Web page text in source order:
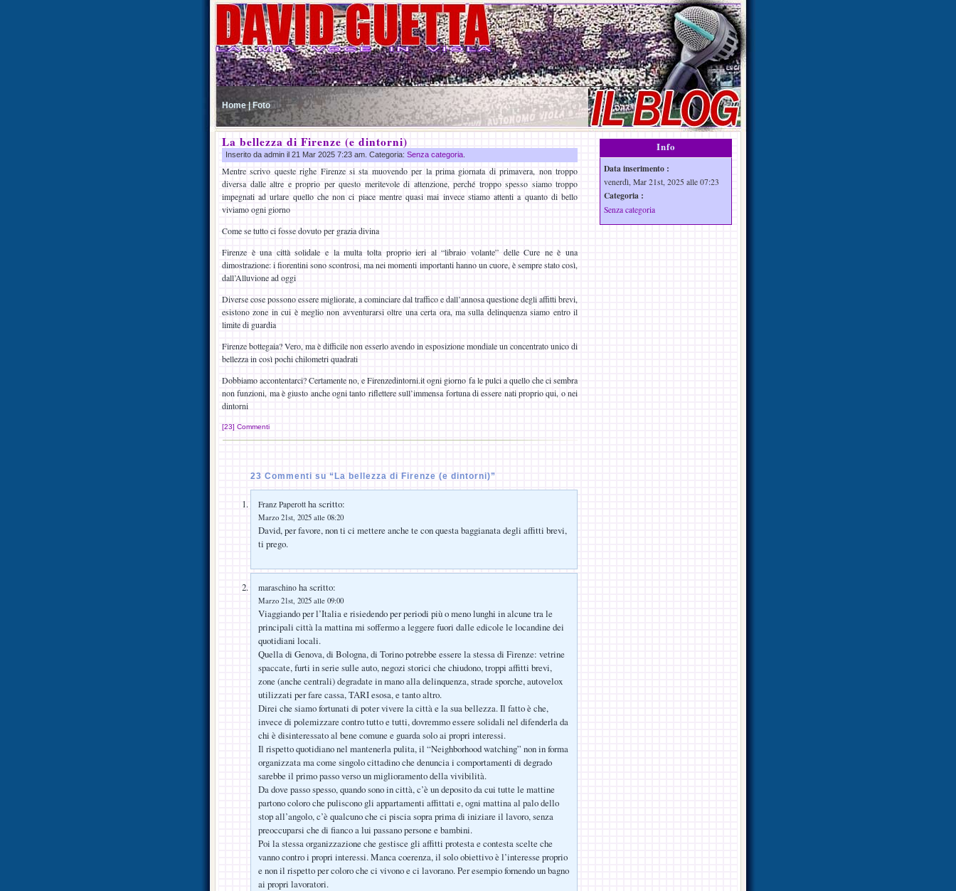
Home | Foto
La bellezza di Firenze (e dintorni)
Inserito da admin il 21 Mar 2025 7:23 am. Categoria: Senza categoria
Mentre scrivo queste righe Firenze si sta muovendo per la prima giornata di primavera, non troppo
diversa dalle altre e proprio per questo meritevole di attenzione, perché troppo spesso siamo troppo
impegnati ad urlare quello che non ci piace mentre quasi mai invece stiamo attenti a quanto di bello
viviamo ogni giorno
Come se tutto ci fosse dovuto per grazia divina
Firenze è una città solidale e la multa tolta proprio ieri al “libraio volante” delle Cure ne è una
dimostrazione: i fiorentini sono scontrosi, ma nei momenti importanti hanno un cuore, è sempre stato così,
dall’Alluvione ad oggi
Diverse cose possono essere migliorate, a cominciare dal traffico e dall’annosa questione degli affitti brevi,
esistono zone in cui è meglio non avventurarsi oltre una certa ora, ma sulla delinquenza siamo entro il
limite di guardia
Firenze bottegaia? Vero, ma è difficile non esserlo avendo in esposizione mondiale un concentrato unico di
bellezza in così pochi chilometri quadrati
Dobbiamo accontentarci? Certamente no, e Firenzedintorni.it ogni giorno fa le pulci a quello che ci sembra
non funzioni, ma è giusto anche ogni tanto riflettere sull’immensa fortuna di essere nati proprio qui, o nei
dintorni
[23] Commenti
23 Commenti su “La bellezza di Firenze (e dintorni)”
Franz Paperott ha scritto:
Marzo 21st, 2025 alle 08:20
David, per favore, non ti ci mettere anche te con questa baggianata degli affitti brevi,
ti prego.
maraschino ha scritto:
Marzo 21st, 2025 alle 09:00
Viaggiando per l’Italia e risiedendo per periodi più o meno lunghi in alcune tra le
principali città la mattina mi soffermo a leggere fuori dalle edicole le locandine dei
quotidiani locali.
Quella di Genova, di Bologna, di Torino potrebbe essere la stessa di Firenze: vetrine
spaccate, furti in serie sulle auto, negozi storici che chiudono, troppi affitti brevi,
zone (anche centrali) degradate in mano alla delinquenza, strade sporche, autovelox
utilizzati per fare cassa, TARI esosa, e tanto altro.
Direi che siamo fortunati di poter vivere la città e la sua bellezza. Il fatto è che,
invece di polemizzare contro tutto e tutti, dovremmo essere solidali nel difenderla da
chi è disinteressato al bene comune e guarda solo ai propri interessi.
Il rispetto quotidiano nel mantenerla pulita, il “Neighborhood watching” non in forma
organizzata ma come singolo cittadino che denuncia i comportamenti di degrado
sarebbe il primo passo verso un miglioramento della vivibilità.
Da dove passo spesso, quando sono in città, c’è un deposito da cui tutte le mattine
partono coloro che puliscono gli appartamenti affittati e, ogni mattina al palo dello
stop all’angolo, c’è qualcuno che ci piscia sopra prima di iniziare il lavoro, senza
preoccuparsi che di fianco a lui passano persone e bambini.
Poi la stessa organizzazione che gestisce gli affitti protesta e contesta scelte che
vanno contro i propri interessi. Manca coerenza, il solo obiettivo è l’interesse proprio
e non il rispetto per coloro che ci vivono e ci lavorano. Per esempio fornendo un bagno
ai propri lavoratori.
Info
Data inserimento :
venerdì, Mar 21st, 2025 alle 07:23
Categoria :
Senza categoria